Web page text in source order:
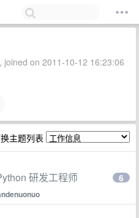
joined on 2011-10-12 16:23:06
主题列表
研发工程师 6